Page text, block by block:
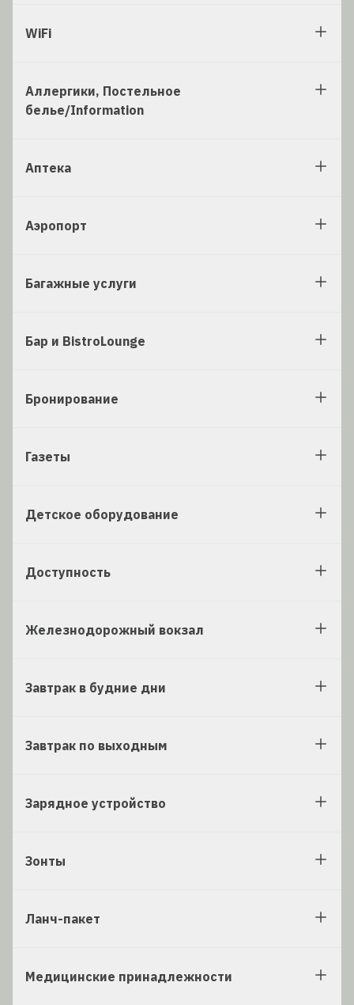
WiFi
Аллергики, Постельное
белье/Information
Аптека
Аэропорт
Багажные услуги
Бар и BistroLounge
Бронирование
Газеты
Детское оборудование
Доступность
Железнодорожный вокзал
Завтрак в будние дни
Завтрак по выходным
Зарядное устройство
Зонты
Ланч-пакет
Медицинские принадлежности